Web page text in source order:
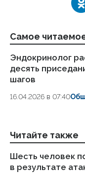
Самое
Эндокринолог
десять
шагов
16.04.2026 в 07:40
Читайте также
Шесть человек
в результате